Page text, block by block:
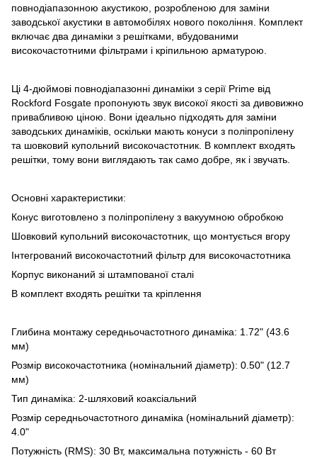
повнодіапазонною акустикою, розробленою для заміни
заводської акустики в автомобілях нового покоління. Комплект
включає два динаміки з решітками, вбудованими
високочастотними фільтрами і кріпильною арматурою.
Ці 4-дюймові повнодіапазонні динаміки з серії Prime від
Rockford Fosgate пропонують звук високої якості за дивовижно
привабливою ціною. Вони ідеально підходять для заміни
заводських динаміків, оскільки мають конуси з поліпропілену
та шовковий купольний високочастотник. В комплект входять
решітки, тому вони виглядають так само добре, як і звучать.
Основні характеристики:
Конус виготовлено з поліпропілену з вакуумною обробкою
Шовковий купольний високочастотник, що монтується вгору
Інтегрований високочастотний фільтр для високочастотника
Корпус виконаний зі штампованої сталі
В комплект входять решітки та кріплення
Глибина монтажу середньочастотного динаміка: 1.72" (43.6
мм)
Розмір високочастотника (номінальний діаметр): 0.50" (12.7
мм)
Тип динаміка: 2-шляховий коаксіальний
Розмір середньочастотного динаміка (номінальний діаметр):
4.0"
Потужність (RMS): 30 Вт, максимальна потужність - 60 Вт